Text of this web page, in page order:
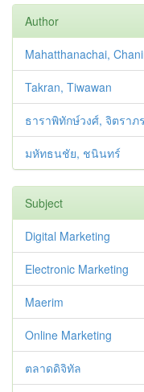
Author
Mahatthanachai,
Takran, Tiwawan
ธาราพิทักษ์วงศ์, จิตรา
มหัทธนชัย, ชนินทร์
Subject
Digital Marketing
Electronic Marketing
Maerim
Online Marketing
ตลาดดิจิทัล